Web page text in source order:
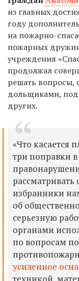
из главных
году
на пожарно-
пожарных
учреждения
продолжал
решать вопросы,
дольщиками,
других.
«Что касается
три поправки
избранники
об
серьезную
органами
по вопросам
усиленное
техникой,